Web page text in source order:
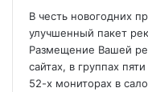
В честь новогодних
улучшенный пакет
Размещение Вашей
сайтах, в группах
52-х мониторах в